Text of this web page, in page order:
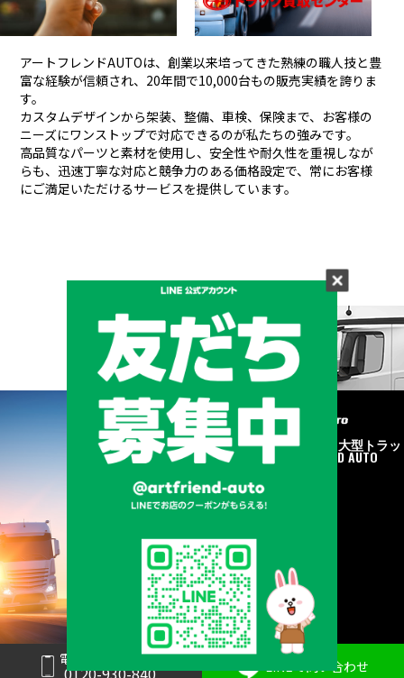
電話で問い合わせ
0120-930-840 LINEで問い合わせ
アートフレンドAUTOは、創業以来培ってきた熟練の職人技と豊
富な経験が信頼され、 20年間で10,000台もの販売実績を誇りま
す。
カスタムデザインから架装、整備、車検、保険まで、お客様の
ニーズにワンストップで対応できるのが私たちの強みです。
高品質なパーツと素材を使用し、安全性や耐久性を重視しなが
らも、 迅速丁寧な対応と競争力のある価格設定で、常にお客様
にご満足いただけるサービスを提供しています。
メーカーと形状から探す
BRAND & TYPE
©2020中古トラック・大型トラッ
ク販売はART FRIEND AUTO